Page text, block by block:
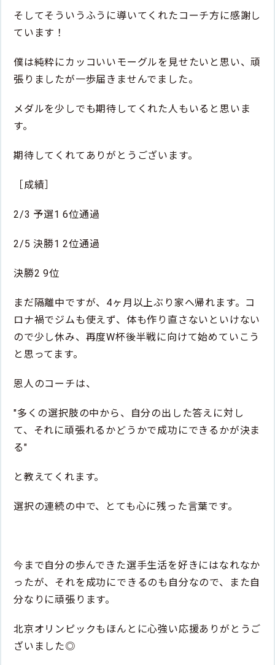
そしてそういうふうに導いてくれたコーチ方に感謝し
ています！
僕は純粋にカッコいいモーグルを見せたいと思い、頑
張りましたが一歩届きませんでました。
メダルを少しでも期待してくれた人もいると思いま
す。
期待してくれてありがとうございます。
［成績］
2/3 予選1 6位通過
2/5 決勝1 2位通過
決勝2 9位
まだ隔離中ですが、4ヶ月以上ぶり家へ帰れます。コ
ロナ禍でジムも使えず、体も作り直さないといけない
ので少し休み、再度W杯後半戦に向けて始めていこう
と思ってます。
恩人のコーチは、
"多くの選択肢の中から、自分の出した答えに対し
て、それに頑張れるかどうかで成功にできるかが決ま
る"
と教えてくれます。
選択の連続の中で、とても心に残った言葉です。
今まで自分の歩んできた選手生活を好きにはなれなか
ったが、それを成功にできるのも自分なので、また自
分なりに頑張ります。
北京オリンピックもほんとに心強い応援ありがとうご
ざいました◎